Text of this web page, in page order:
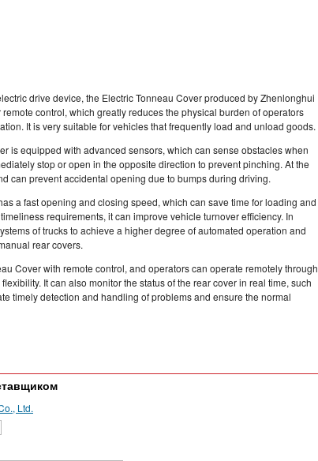
drive device, the Electric Tonneau Cover produced by Zhenlonghui
control, which greatly reduces the physical burden of operators
It is very suitable for vehicles that frequently load and unload goods.
is equipped with advanced sensors, which can sense obstacles when
stop or open in the opposite direction to prevent pinching. At the
can prevent accidental opening due to bumps during driving.
a fast opening and closing speed, which can save time for loading and
requirements, it can improve vehicle turnover efficiency. In
of trucks to achieve a higher degree of automated operation and
rear covers.
Cover with remote control, and operators can operate remotely through
It can also monitor the status of the rear cover in real time, such
timely detection and handling of problems and ensure the normal
Ltd.